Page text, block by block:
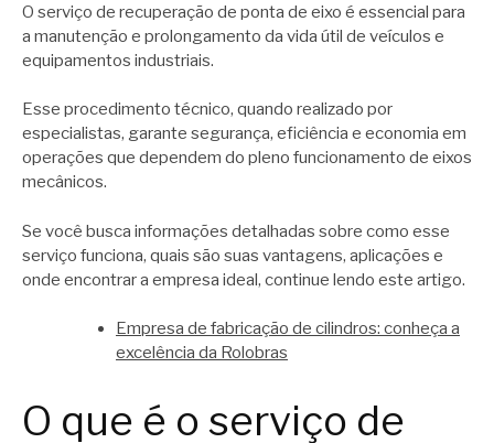
O serviço de recuperação de ponta de eixo é essencial para
a manutenção e prolongamento da vida útil de veículos e
equipamentos industriais.
Esse procedimento técnico, quando realizado por
especialistas, garante segurança, eficiência e economia em
operações que dependem do pleno funcionamento de eixos
mecânicos.
Se você busca informações detalhadas sobre como esse
serviço funciona, quais são suas vantagens, aplicações e
onde encontrar a empresa ideal, continue lendo este artigo.
Empresa de fabricação de cilindros: conheça a
excelência da Rolobras
O que é o serviço de